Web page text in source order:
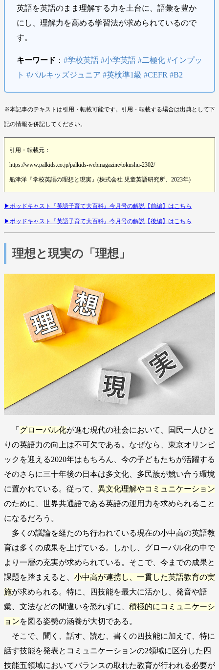
英語を英語のまま理解する力を土台に、語彙を豊か
にし、理解力を高める学習法が求められているので
す。
キーワード ： #学校英語 #小学英語 #二極化 #インプッ
ト #パルキッズジュニア #英検準1級 #CEFR #B2
※本記事のテキストは引用・転載可能です。引用・転載する場合は出典として下
記の情報を併記してください。
引用・転載元：
https://www.palkids.co.jp/palkids-webmagazine/tokushu-2302/
船津洋『学校英語の理想と現実』(株式会社 児童英語研究所、2023年)
▶︎ポッドキャスト『英語子育て大百科』今月号の解説【前編】はこちら
▶︎ポッドキャスト『英語子育て大百科』今月号の解説【後編】はこちら
理想と現実の「理想」
「 グローバル化が進む現代の社会において、国民一人ひと
りの英語力の向上は不可欠である。なぜなら、東京オリンピ
ックを迎える2020年はもちろん、今の子どもたちが活躍する
そのさらに三十年後の日本は多文化、多民族が競い合う環境
に置かれている。従って、 異文化理解やコミュニケーション
のために、世界共通語である英語の運用力を求められること
になるだろう。
多くの議論を経たのち行われている現在の小中高の英語教
育は多くの成果を上げている。しかし、グローバル化の中で
より一層の充実が求められている。そこで、今までの成果と
課題を踏まえると、 小中高が連携し、一貫した英語教育の実
施が求められる。特に、四技能を最大に活かし、発音や語
彙、文法などの間違いを恐れずに、 積極的にコミュニケーシ
ョンを図る姿勢の涵養が大切である。
そこで、聞く、話す、読む、書くの四技能に加えて、特に
話す技能を発表とコミュニケーションの2領域に区分した四
技能五領域においてバランスの取れた教育が行われる必要が